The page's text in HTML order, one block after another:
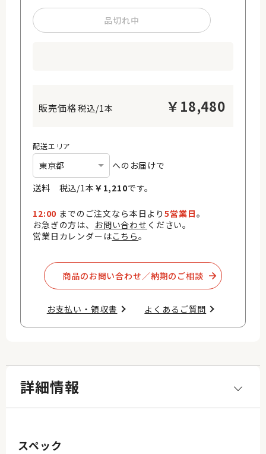
品切れ中
税込/1本 ￥ 18,480
配送エリア
へのお届けで
送料 税込/1本 ￥ 1,210です。
12:00 までのご注文なら本日より5営業日。
お急ぎの方は、 お問い合わせ ください。
営業日カレンダーはこちら。
商品のお問い合わせ／納期のご相談​
お支払い・領収書​ よくあるご質問​
詳細情報
スペック